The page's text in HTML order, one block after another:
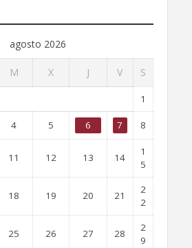
agosto 2026
M X J V S
1
4 5 6 7 8
11 12 13 14
1
5
18 19 20 21
2
2
25 26 27 28
2
9